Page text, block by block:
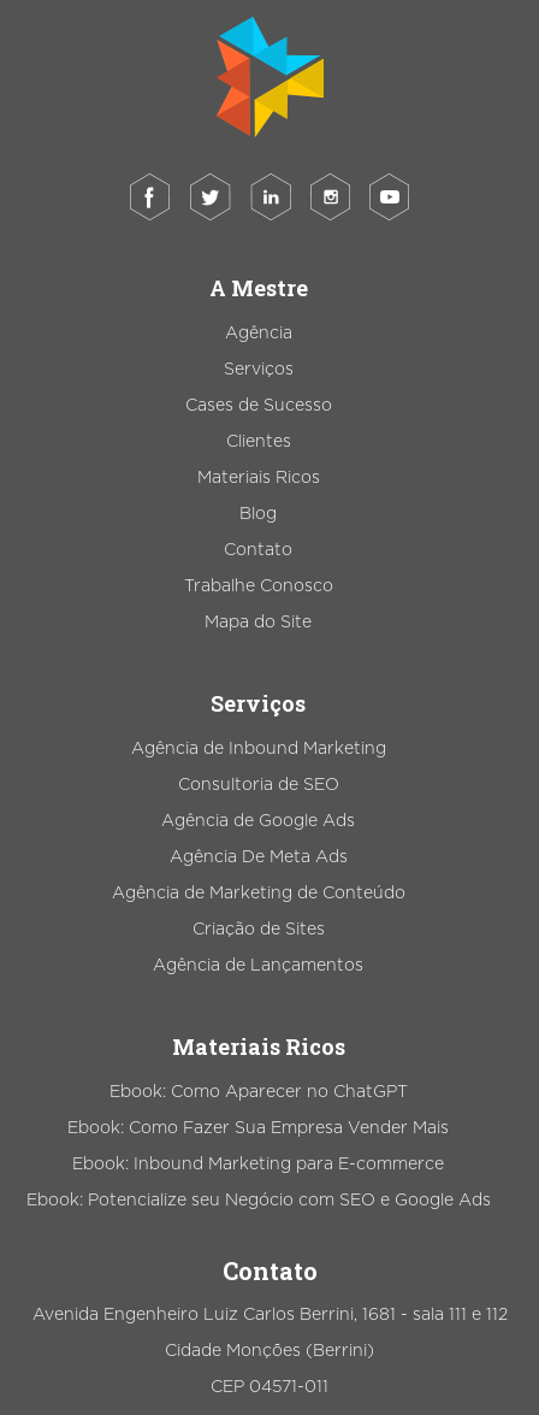
A Mestre
Agência
Serviços
Cases de Sucesso
Clientes
Materiais Ricos
Blog
Contato
Trabalhe Conosco
Mapa do Site
Serviços
Agência de Inbound Marketing
Consultoria de SEO
Agência de Google Ads
Agência De Meta Ads
Agência de Marketing de Conteúdo
Criação de Sites
Agência de Lançamentos
Materiais Ricos
Ebook: Como Aparecer no ChatGPT
Ebook: Como Fazer Sua Empresa Vender Mais
Ebook: Inbound Marketing para E-commerce
Ebook: Potencialize seu Negócio com SEO e Google Ads
Contato
Avenida Engenheiro Luiz Carlos Berrini, 1681 - sala 111 e 112
Cidade Monções (Berrini)
CEP 04571-011